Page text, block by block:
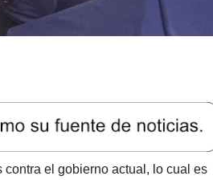
el gobierno actual, lo cual es